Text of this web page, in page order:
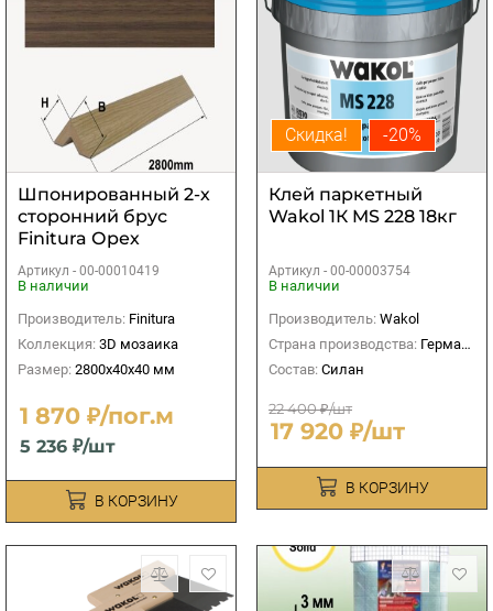
Шпонированный 2-х
сторонний брус
Finitura Орех
американский
40х40х2800 мм
Артикул - 00-00010419
В наличии
Производитель: Finitura
Коллекция: 3D мозаика
Размер: 2800х40х40 мм
1 870 ₽/пог.м
5 236 ₽/шт
В КОРЗИНУ
Скидка! -20%
Клей паркетный
Wakol 1К MS 228 18кг
Артикул - 00-00003754
В наличии
Производитель: Wakol
Страна производства: Германия
Состав: Силан
22 400 ₽/шт
17 920 ₽/шт
В КОРЗИНУ